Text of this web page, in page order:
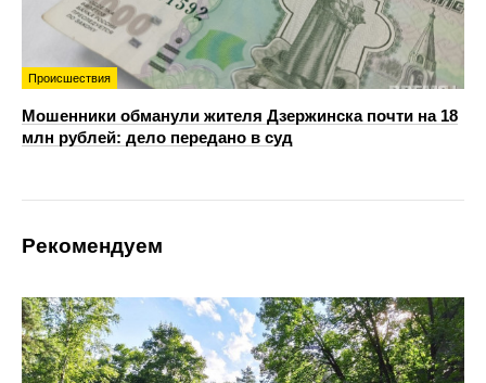
Происшествия
Мошенники обманули жителя Дзержинска почти на 18
млн рублей: дело передано в суд
Рекомендуем